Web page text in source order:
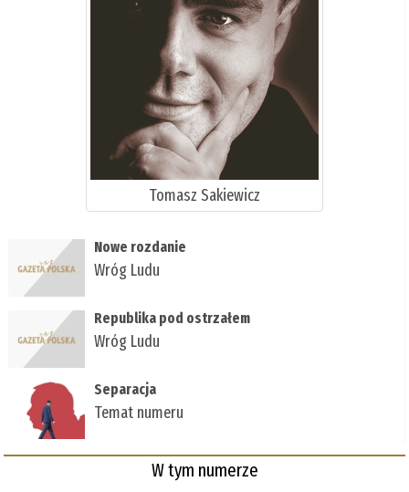
Tomasz Sakiewicz
Nowe rozdanie
Wróg Ludu
Republika pod ostrzałem
Wróg Ludu
Separacja
Temat numeru
W tym numerze